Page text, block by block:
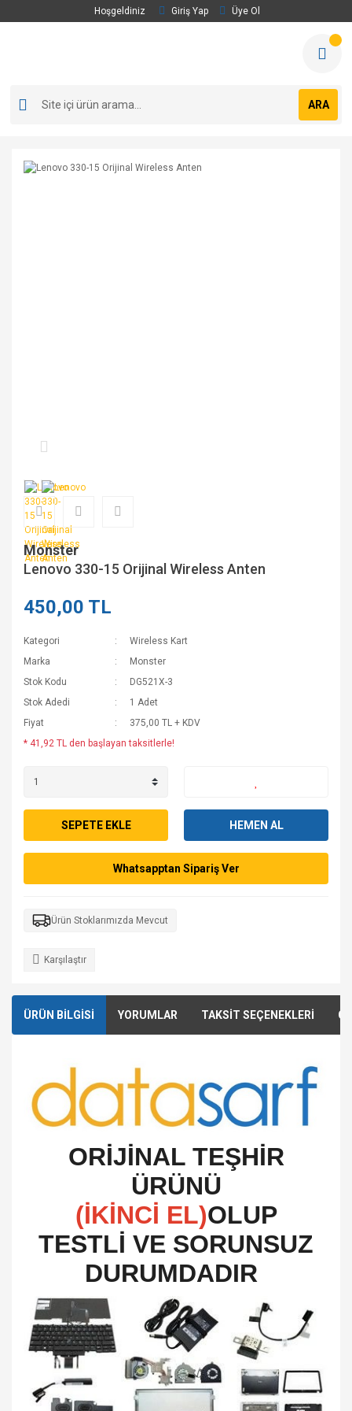
Hoşgeldiniz Giriş Yap Üye Ol
ARA
Monster
Lenovo 330-15 Orijinal Wireless Anten
450,00 TL
Kategori
Wireless Kart
Marka
Monster
Stok Kodu
DG521X-3
Stok Adedi
1 Adet
Fiyat
375,00 TL + KDV
* 41,92 TL den başlayan taksitlerle!
SEPETE EKLE HEMEN AL
Whatsapptan Sipariş Ver
Ürün Stoklarımızda Mevcut
Karşılaştır
ÜRÜN BİLGİSİ YORUMLAR TAKSİT SEÇENEKLERİ
ORİJİNAL TEŞHİR
ÜRÜNÜ
(İKİNCİ EL)OLUP
TESTLİ VE SORUNSUZ
DURUMDADIR